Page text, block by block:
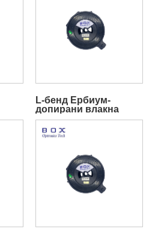
L-бенд Ербиум-
допирани влакна